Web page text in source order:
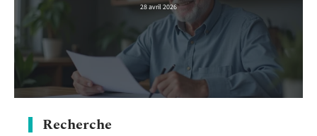
28 avril 2026
Recherche